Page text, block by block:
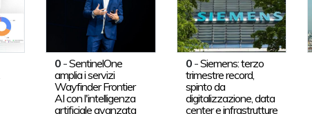
0 -SentinelOne
amplia i servizi
Wayfinder Frontier
AI con l'intelligenza
artificiale avanzata
0-Siemens: terzo
trimestre record,
spinto da
digitalizzazione, data
center e infrastrutture